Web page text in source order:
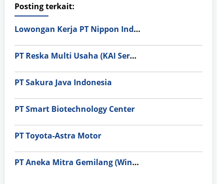
Posting terkait:
Lowongan Kerja PT Nippon Indosari Corpindo Tbk. Bulan Agustus 2026
PT Reska Multi Usaha (KAI Services)
PT Sakura Java Indonesia
PT Smart Biotechnology Center
PT Toyota-Astra Motor
PT Aneka Mitra Gemilang (Wings Group)